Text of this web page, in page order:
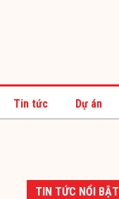
Tin tức Dự án
TIN TỨC NỔI BẬT